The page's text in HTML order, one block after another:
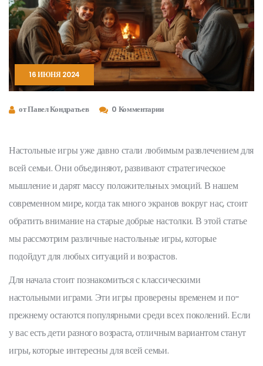
16 ИЮНЯ 2024
от Павел Кондратьев 0 Комментарии
Настольные игры уже давно стали любимым развлечением для
всей семьи. Они объединяют, развивают стратегическое
мышление и дарят массу положительных эмоций. В нашем
современном мире, когда так много экранов вокруг нас, стоит
обратить внимание на старые добрые настолки. В этой статье
мы рассмотрим различные настольные игры, которые
подойдут для любых ситуаций и возрастов.
Для начала стоит познакомиться с классическими
настольными играми. Эти игры проверены временем и по-
прежнему остаются популярными среди всех поколений. Если
у вас есть дети разного возраста, отличным вариантом станут
игры, которые интересны для всей семьи.